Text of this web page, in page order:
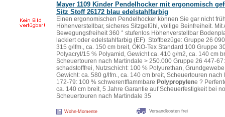
Mayer 1109 Kinder Pendelhocker mit ergonomisch
Sitz Stoff 26172 blau edelstahlfarbig
Einen ergonomischen Pendelhocker können Sie gar nicht
Höhenverstellbar, sicheres Sitzgefühl, völlige Beinfreiheit.
Bewegungsfreiheit 360 ° stufenlos Höhenverstellbar
lackiert oder edelstahlfarbig (EF) Stoffbezüge: Gruppe 26
315 g/lfm., ca. 150 cm breit, ÖKO-Tex Standard 100 Gruppe
Polyacryl/15 % Polyamid, Gewicht ca. 410 g/m2, ca. 140 cm
Scheuertouren nach Martindale > 250.000 Gruppe 26 447-
schadstofffrei, Nutzschicht: 100 % Polyurethan,
Gewicht: ca. 580 g/lfm., ca. 140 cm breit, Scheuertouren
172-79: 100 % schwerentflammbare Polypropylene ?
ca. 140 cm breit, 5 Jahre Garantie auf Scheuerfestigkeit bei
Scheuertouren nach Martindale 35
Wohn-Momente Versandkosten frei